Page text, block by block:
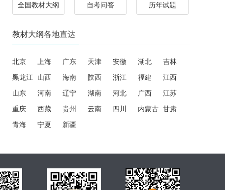
全国教材大纲 自考问答 历年试题
教材大纲各地直达
北京 上海 广东 天津 安徽 湖北 吉林
黑龙江 山西 海南 陕西 浙江 福建 江西
山东 河南 辽宁 湖南 河北 广西 江苏
重庆 西藏 贵州 云南 四川 内蒙古 甘肃
青海 宁夏 新疆